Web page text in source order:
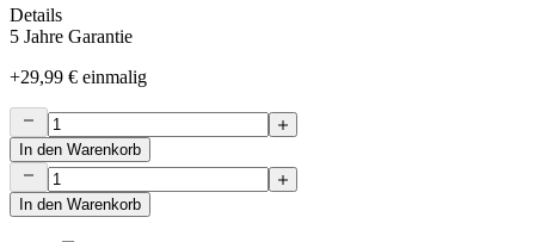
Details
5 Jahre Garantie
+29,99 € einmalig
In den Warenkorb
In den Warenkorb